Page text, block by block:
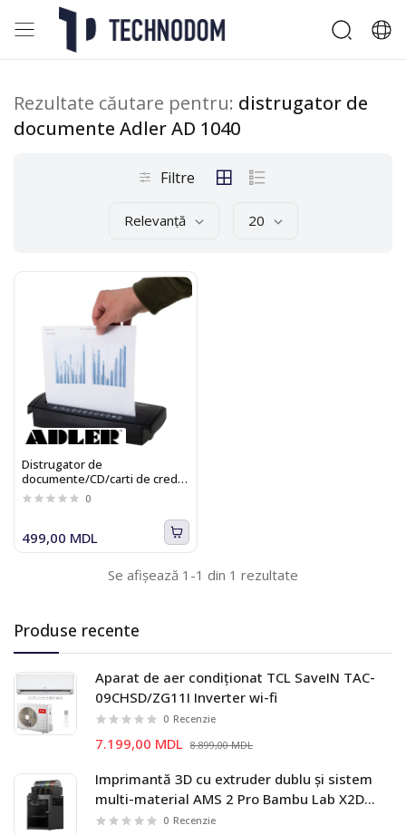
Produse recente
Aparat de aer condiționat TCL SaveIN TAC-
09CHSD/ZG11I Inverter wi-fi
0 Recenzie
7.199,00 MDL 8.899,00 MDL
Imprimantă 3D cu extruder dublu și sistem
multi-material AMS 2 Pro Bambu Lab X2D
Combo
0 Recenzie
Rezultate căutare pentru: distrugator de
documente Adler AD 1040
Filtre
Relevanță 20
Distrugator de
documente/CD/carti de credit
Adler AD 1040
0
499,00 MDL
Se afișează 1-1 din 1 rezultate